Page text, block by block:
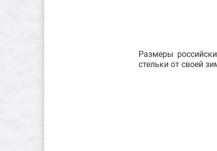
Размеры
стельки от своей